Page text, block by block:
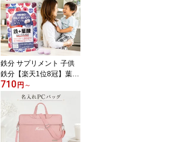
23cm ショート 梅雨 雨靴
雪 おしゃれ 冬 雨 雪対応
靴 SNS映え 黒 シンプル
可愛い 小さめサイズ
鉄分 サプリメント 子供
鉄分【楽天1位8冠】葉酸
サプリ かんでおいしいチ
ュアブルサプリ 鉄 葉酸
サプリメント オリヒロ
ビタミン コラーゲン カ
ルシウム ルテイン 効果
おすすめ 妊婦 チュアブ
710円 ～